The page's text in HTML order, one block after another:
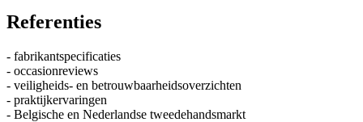
Referenties
- fabrikantspecificaties
- occasionreviews
- veiligheids- en betrouwbaarheidsoverzichten
- praktijkervaringen
- Belgische en Nederlandse tweedehandsmarkt